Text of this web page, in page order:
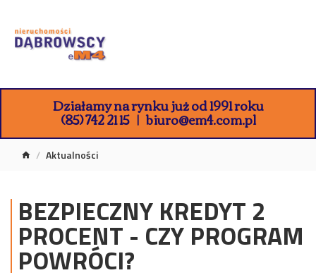
Działamy na rynku już od 1991 roku
(85) 742 21 15 biuro@em4.com.pl
Aktualności
BEZPIECZNY KREDYT 2
PROCENT - CZY PROGRAM
POWRÓCI?